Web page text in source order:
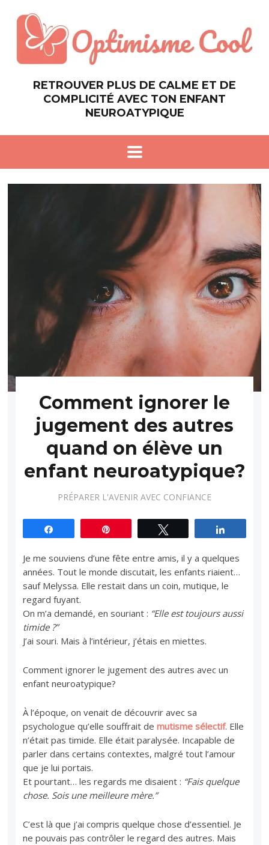
RETROUVER PLUS DE CALME ET DE
COMPLICITÉ AVEC TON ENFANT
NEUROATYPIQUE
Comment ignorer le
jugement des autres
quand on élève un
enfant neuroatypique?
PRÉPARER L'AVENIR AVEC CONFIANCE
Je me souviens d’une fête entre amis, il y a quelques
années. Tout le monde discutait, les enfants riaient…
sauf Melyssa. Elle restait dans un coin, mutique, le
regard fuyant.
On m’a demandé, en souriant : “Elle est toujours aussi
timide ?”
J’ai souri. Mais à l’intérieur, j’étais en miettes.
Comment ignorer le jugement des autres avec un
enfant neuroatypique?
À l’époque, on venait de découvrir avec sa
psychologue qu’elle souffrait demutisme sélectif. Elle
n’était pas timide. Elle était paralysée. Incapable de
parler dans certains contextes, malgré tout l’amour
que je lui portais.
Et pourtant… les regards me disaient : “Fais quelque
chose. Sois une meilleure mère.”
C’est là que j’ai compris quelque chose d’essentiel. Je
ne pouvais pas contrôler le regard des autres. Mais